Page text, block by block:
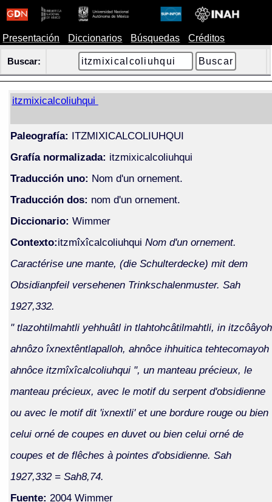
Presentación Diccionarios Búsquedas Créditos
Buscar:
itzmixicalcoliuhqui
Paleografía: ITZMIXICALCOLIUHQUI
Grafía normalizada: itzmixicalcoliuhqui
Traducción uno: Nom d'un ornement.
Traducción dos: nom d'un ornement.
Diccionario: Wimmer
Contexto:itzmîxîcalcoliuhqui Nom d'un ornement.
Caractérise une mante, (die Schulterdecke) mit dem
Obsidianpfeil versehenen Trinkschalenmuster. Sah
1927,332.
" tlazohtilmahtli yehhuâtl in tlahtohcâtilmahtli, in itzcôâyoh
ahnôzo îxnextêntlapalloh, ahnôce ihhuitica tehtecomayoh
ahnôce itzmîxîcalcoliuhqui ", un manteau précieux, le
manteau précieux, avec le motif du serpent d'obsidienne
ou avec le motif dit 'ixnextli' et une bordure rouge ou bien
celui orné de coupes en duvet ou bien celui orné de
coupes et de flêches à pointes d'obsidienne. Sah
1927,332 = Sah8,74.
Fuente: 2004 Wimmer